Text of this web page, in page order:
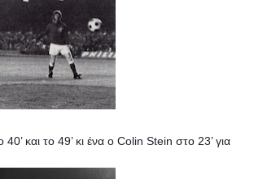
και το 49’ κι ένα ο Colin Stein στο 23’ για